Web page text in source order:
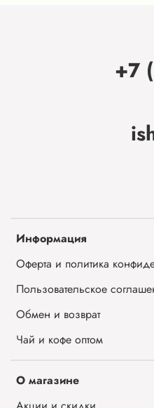
Информация
Оферта и политика
Пользовательское
Обмен и возврат
Чай и кофе оптом
О магазине
+7